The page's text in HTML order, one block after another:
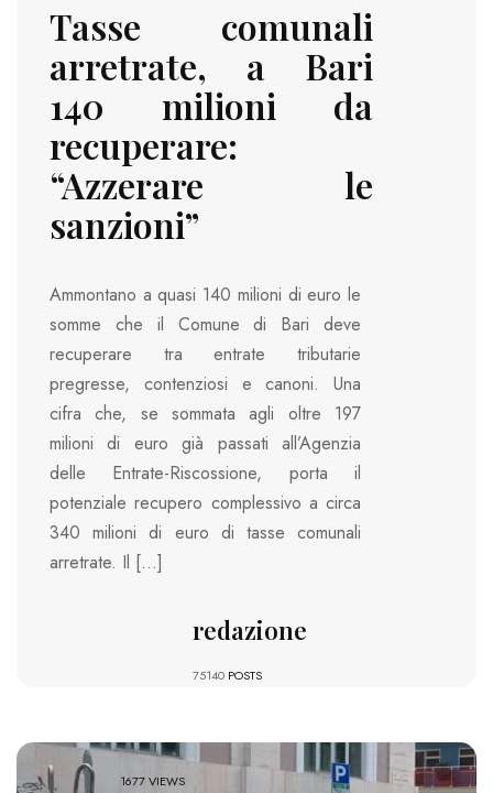
Tasse comunali
arretrate, a Bari
140 milioni da
recuperare:
“Azzerare le
sanzioni”
Ammontano a quasi 140 milioni di euro le
somme che il Comune di Bari deve
recuperare tra entrate tributarie
pregresse, contenziosi e canoni. Una
cifra che, se sommata agli oltre 197
milioni di euro già passati all’Agenzia
delle Entrate-Riscossione, porta il
potenziale recupero complessivo a circa
340 milioni di euro di tasse comunali
arretrate. Il […]
redazione
75140 POSTS
1677 VIEWS